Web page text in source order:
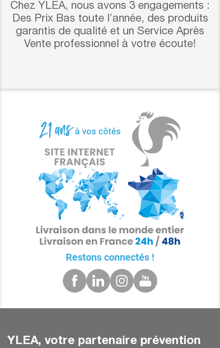
Chez YLEA, nous avons 3 engagements :
Des Prix Bas toute l’année, des produits
garantis de qualité et un Service Après
Vente professionnel à votre écoute!
Restons connectés !
YLEA, votre partenaire prévention